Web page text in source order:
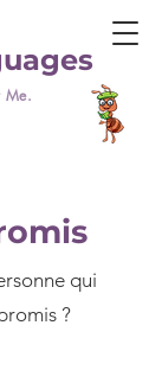
Me.
qui
?